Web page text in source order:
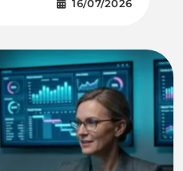
16/07/2026